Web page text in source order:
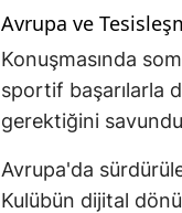
Avrupa ve
Konuşmasında
sportif başarılarla
gerektiğini
Avrupa'da
Kulübün dijital